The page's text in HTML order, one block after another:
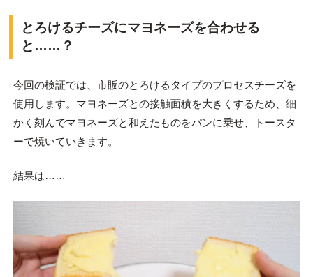
とろけるチーズにマヨネーズを合わせる
と……？
今回の検証では、市販のとろけるタイプのプロセスチーズを
使用します。マヨネーズとの接触面積を大きくするため、細
かく刻んでマヨネーズと和えたものをパンに乗せ、トースタ
ーで焼いていきます。
結果は……